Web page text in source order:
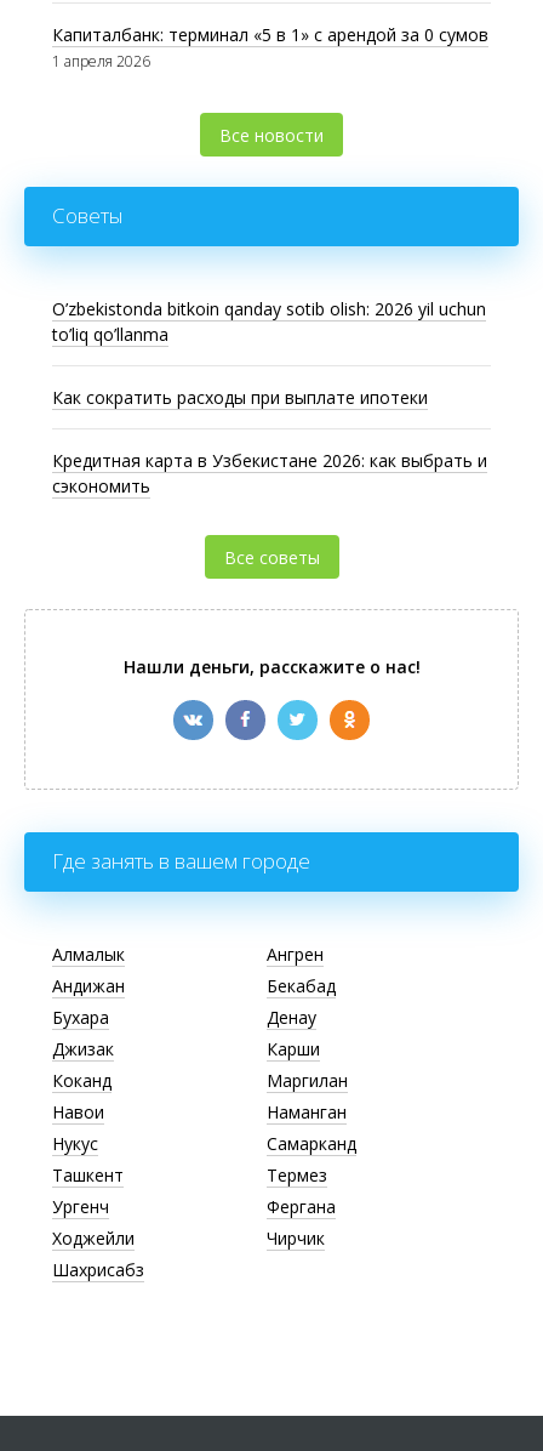
Капиталбанк: терминал «5 в 1» с арендой за 0 сумов
1 апреля 2026
Все новости
Советы
O’zbekistonda bitkoin qanday sotib olish: 2026 yil uchun
to’liq qo’llanma
Как сократить расходы при выплате ипотеки
Кредитная карта в Узбекистане 2026: как выбрать и
сэкономить
Все советы
Нашли деньги, расскажите о нас!
Где занять в вашем городе
Алмалык
Ангрен
Андижан
Бекабад
Бухара
Денау
Джизак
Карши
Коканд
Маргилан
Навои
Наманган
Нукус
Самарканд
Ташкент
Термез
Ургенч
Фергана
Ходжейли
Чирчик
Шахрисабз